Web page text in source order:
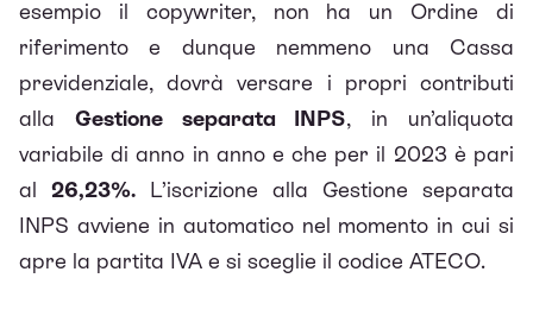
esempio il copywriter, non ha un Ordine di
riferimento e dunque nemmeno una Cassa
previdenziale, dovrà versare i propri contributi
alla Gestione separata INPS, in un’aliquota
variabile di anno in anno e che per il 2023 è pari
al 26,23%. L’iscrizione alla Gestione separata
INPS avviene in automatico nel momento in cui si
apre la partita IVA e si sceglie il codice ATECO.